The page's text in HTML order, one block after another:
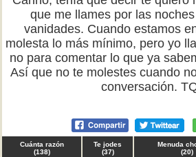
que me llames por las
vanidades. Cuando estamos
molesta lo más mínimo, pero yo
no para comentar lo que ya
Así que no te molestes cuando
conversación.
Cuánta razón
(138)
Te jodes
(37)
Menuda
(20)